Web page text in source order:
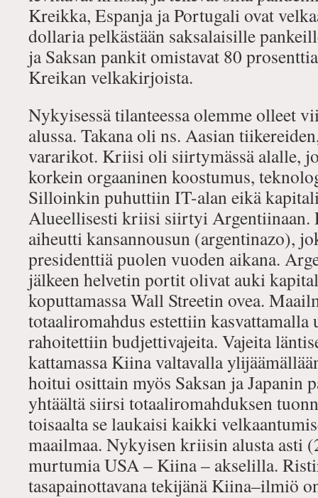
Kreikka, Espanja ja Portugali ovat
dollaria pelkästään saksalaisille
ja Saksan pankit omistavat 80
Kreikan velkakirjoista.
Nykyisessä tilanteessa olemme olleet
alussa. Takana oli ns. Aasian
vararikot. Kriisi oli siirtymässä alalle,
korkein orgaaninen koostumus,
Silloinkin puhuttiin IT-alan eikä
Alueellisesti kriisi siirtyi Argentiinaan.
aiheutti kansannousun (argentinazo),
presidenttiä puolen vuoden aikana.
jälkeen helvetin portit olivat auki
koputtamassa Wall Streetin ovea.
totaaliromahdus estettiin kasvattamalla
rahoitettiin budjettivajeita. Vajeita
kattamassa Kiina valtavalla
hoitui osittain myös Saksan ja Japanin
yhtäältä siirsi totaaliromahduksen
toisaalta se laukaisi kaikki
maailmaa. Nykyisen kriisin alusta asti
murtumia USA – Kiina – akselilla.
tasapainottavana tekijänä Kiina–ilmiö